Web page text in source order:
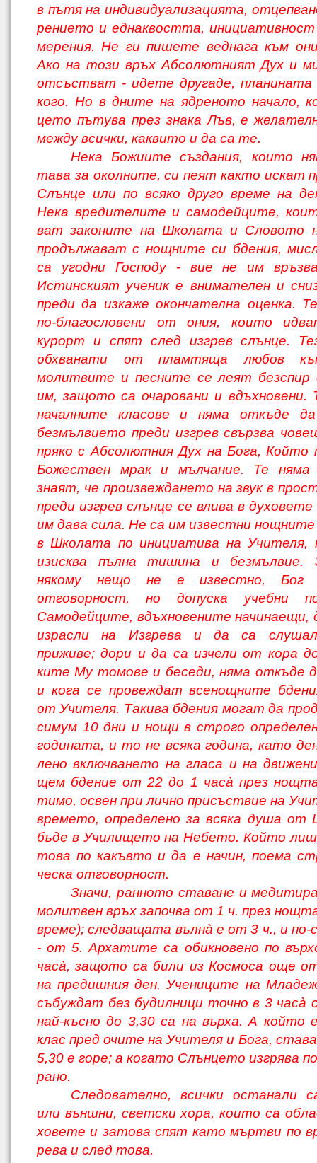
в пътя на индивидуализацията,
рението и еднаквостта,
мерения. Не ги пишете веднага към
Ако на този връх Абсолютният Дух и
отсъстват - идете другаде,
кого. Но в дните на ядреното начало,
цето пътува през знака Лъв, е
между всички, каквито и да са те.
Нека Божиите създания, които
тава за околните, си пеят както искат
Слънце или по всяко друго време на
Нека вредителите и самодейците,
ват законите на Школата и Словото
продължават с нощните си бдения,
са угодни Господу - вие не им
Истинс­кият ученик е внимателен и
преди да изкаже окончателна оценка.
по-благос­ловени от ония, които
курорт и спят след изгрев слънце.
обхванати от пламтяща любов
молитвите и песните се леят
им, защото са очаровани и вдъхновени.
началните класове и няма откъде
безмълвието преди изгрев свър­зва
пряко с Абсолютния Дух на Бога, Който
Божествен мрак и мълчание. Те
знаят, че произвеждането на звук в
преди изгрев слънце се влива в
им дава сила. Не са им известни нощните
в Школата по инициатива на Учителя,
изисква пълна тишина и без­мълвие.
някому нещо не е известно, Бог
отговорност, но допуска учебни
Самодейците, вдъхновените начинаещи,
израсли на Изгрева и да са
приживе; дори и да са изчели от кора
ките Му томове и беседи, няма откъде
и кога се провеждат всенощните
от Учителя. Такива бдения могат да
симум 10 дни и нощи в строго
годината, и то не всяка година, като
лено включването на гласа и на
щем бдение от 22 до 1 часà през
тимо, освен при лично присъствие на
времето, определено за всяка душа от
бъде в Училището на Небето. Който
това по какъвто и да е начин, поема
ческа отговорност.
Значи, ранното ставане и
молитвен връх започва от 1 ч. през
време); следващата вълнà е от 3 ч., и
- от 5. Архатите са обикновено по
часà, защото са били из Космоса още
на предишния ден. Учениците на
събуждат без будилници точно в 3 часà
най-късно до 3,30 са на върха. А
клас пред очите на Учителя и Бога,
5,30 е горе; а когато Слънцето изгрява
рано.
Следователно, всички останали
или външни, светски хора, които са
ховете и затова спят като мъртви по
рева и след това.